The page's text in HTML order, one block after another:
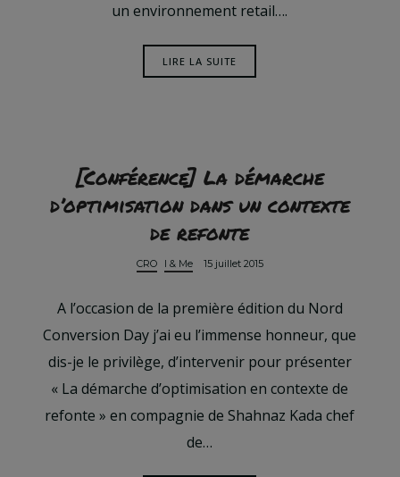
un environnement retail….
LIRE LA SUITE
[Conférence] La démarche
d’optimisation dans un contexte
de refonte
CRO I & Me 15 juillet 2015
A l’occasion de la première édition du Nord
Conversion Day j’ai eu l’immense honneur, que
dis-je le privilège, d’intervenir pour présenter
« La démarche d’optimisation en contexte de
refonte » en compagnie de Shahnaz Kada chef
de…